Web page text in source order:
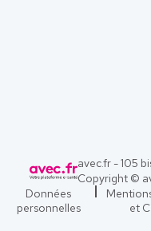
avec.fr - 105
Copyright ©
Données
personnelles
et